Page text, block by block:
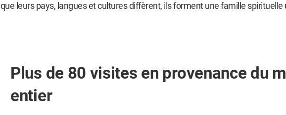
leurs pays, langues et cultures diffèrent, ils forment une famille spirituelle
Plus de 80 visites en provenance du
entier